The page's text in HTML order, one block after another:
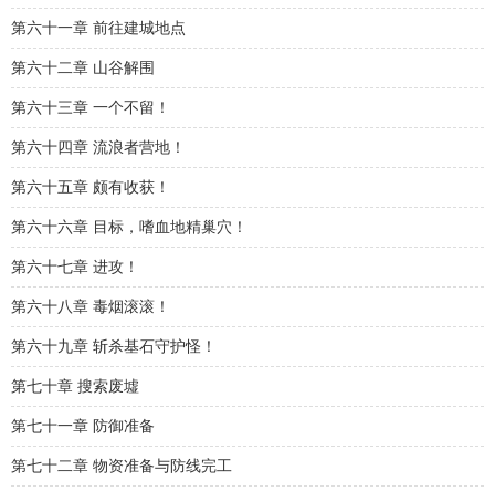
第六十一章 前往建城地点
第六十二章 山谷解围
第六十三章 一个不留！
第六十四章 流浪者营地！
第六十五章 颇有收获！
第六十六章 目标，嗜血地精巢穴！
第六十七章 进攻！
第六十八章 毒烟滚滚！
第六十九章 斩杀基石守护怪！
第七十章 搜索废墟
第七十一章 防御准备
第七十二章 物资准备与防线完工